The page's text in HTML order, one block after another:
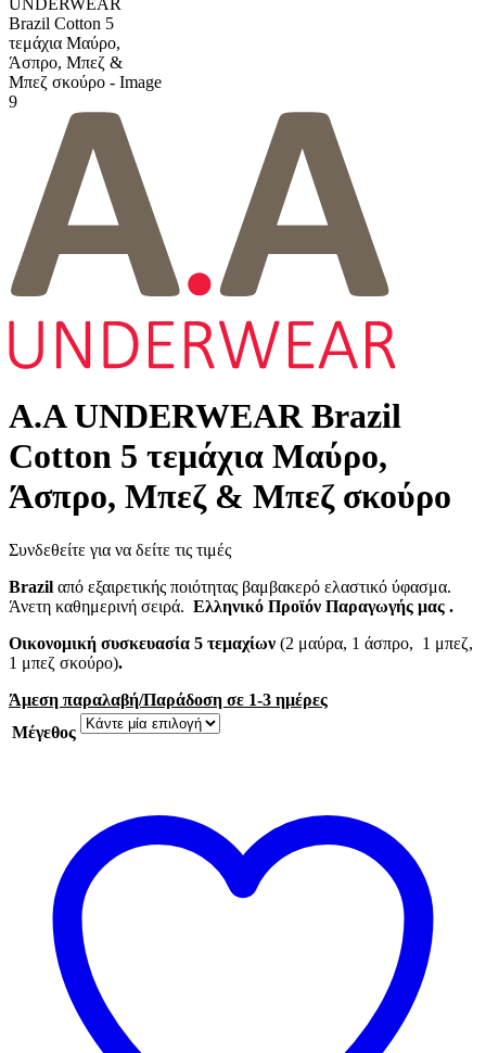
Α.A UNDERWEAR Brazil
Cotton 5 τεμάχια Μαύρο,
Άσπρο, Μπεζ & Μπεζ σκούρο
Συνδεθείτε για να δείτε τις τιμές
Brazil από εξαιρετικής ποιότητας βαμβακερό ελαστικό ύφασμα.
Άνετη καθημερινή σειρά. Ελληνικό Προϊόν Παραγωγής μας .
Οικονομική συσκευασία 5 τεμαχίων (2 μαύρα, 1 άσπρο, 1 μπεζ,
1 μπεζ σκούρο).
Άμεση παραλαβή/Παράδοση σε 1-3 ημέρες
Μέγεθος